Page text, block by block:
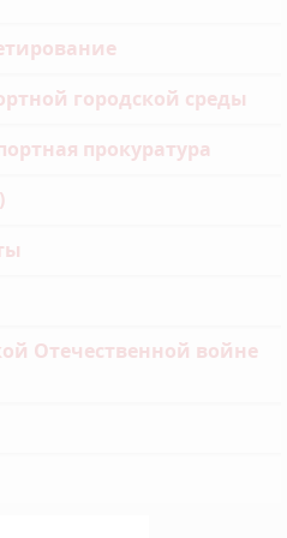
городской среды
прокуратура
Отечественной войне